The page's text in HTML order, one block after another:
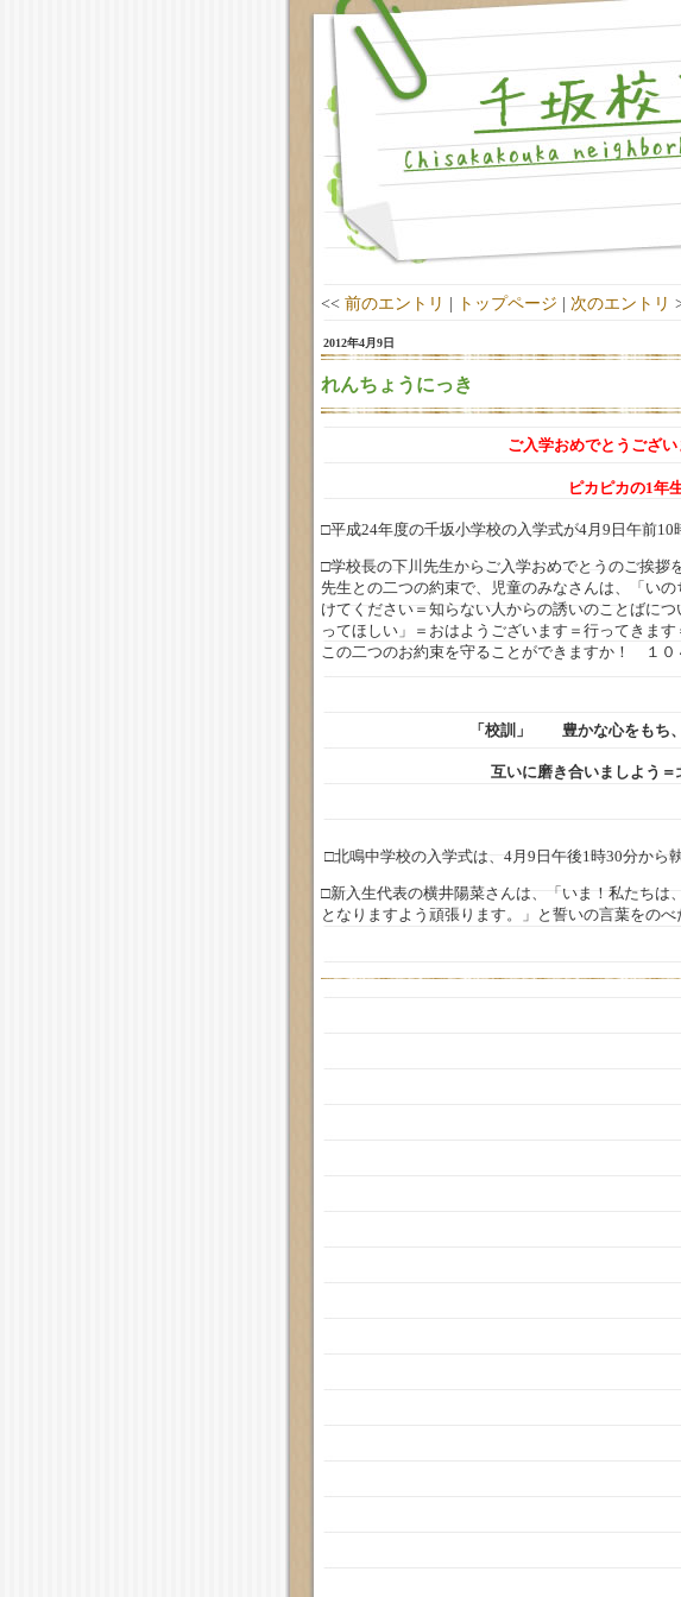
<<前のエントリ | トップページ | 次のエントリ
2012年4月9日
れんちょうにっき
ご入学おめでとうござ
ピカピカの1年
□平成24年度の千坂小学校の入学式が4月9日午前10
□学校長の下川先生からご入学おめでとうのご挨拶
先生との二つの約束で、児童のみなさんは、「い
けてください＝知らない人からの誘いのことばに
ってほしい」＝おはようございます＝行ってきま
この二つのお約束を守ることができますか！ １
「校訓」 豊かな心をもち
互いに磨き合いましよう＝北鳴
□北鳴中学校の入学式は、4月9日午後1時30分から
□新入生代表の横井陽菜さんは、「いま！私たちは
となりますよう頑張ります。」と誓いの言葉をのべ